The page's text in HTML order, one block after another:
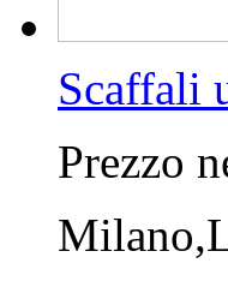
Scaffali
Prezzo